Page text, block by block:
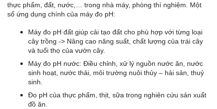
thực phẩm, đất, nước,… trong nhà máy, phòng thí nghiệm. Một
số ứng dụng chính của máy đo pH:
Máy đo pH đất giúp cải tạo đất cho phù hợp với từng loại
cây trồng -> Nâng cao năng suất, chất lượng của trái cây
và tuổi thọ của vườn cây.
Máy đo pH nước: Điều chỉnh, xử lý nguồn nước ăn, nước
sinh hoạt, nước thải, môi trường nuôi thủy – hải sản, thuỷ
sinh.
Đo pH của thực phẩm, thịt, sữa trong nghiên cứu sản xuất
đồ ăn.